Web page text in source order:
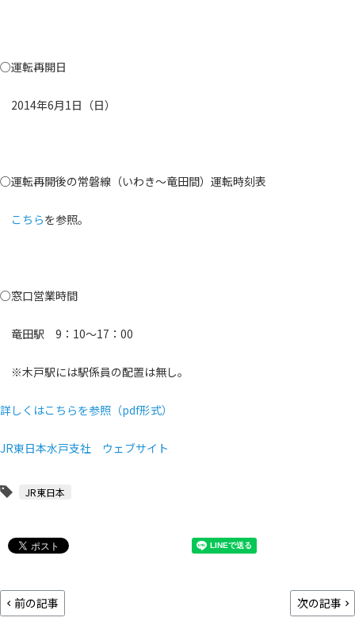
○運転再開日
2014年6月1日（日）
○運転再開後の常磐線（いわき～竜田間）運転時刻表
こちらを参照。
○窓口営業時間
竜田駅 9：10～17：00
※木戸駅には駅係員の配置は無し。
詳しくはこちらを参照（pdf形式）
JR東日本水戸支社 ウェブサイト
JR東日本
前の記事 次の記事